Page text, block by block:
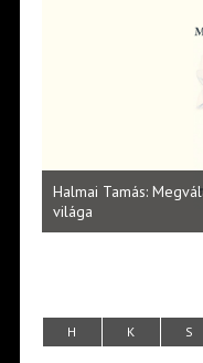
Ibolya költői
H K S